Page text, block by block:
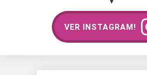
VER INSTAGRAM!